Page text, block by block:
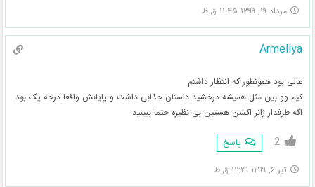
مرداد ۱۹, ۱۳۹۹ ۱۱:۴۵ ق.ظ
Armeliya
عالی بود همونطور که انتظار داشتم
کیم وو بین مثل همیشه درخشید داستان جذابی داشت و پایانش واقعا درجه یک بود
اگه طرفدار ژانر اکشن هستین بی نظیره حتما ببینید
2 پاسخ
تیر ۶, ۱۳۹۹ ۱۲:۲۹ ق.ظ